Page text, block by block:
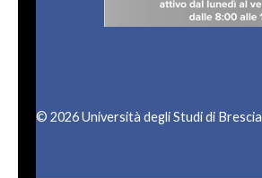
© 2026 Università degli Studi di Brescia